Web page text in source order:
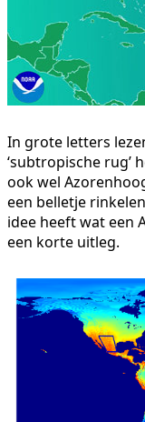
In grote letters
‘subtropische rug’
ook wel
een belletje
idee heeft wat een
een korte uitleg.